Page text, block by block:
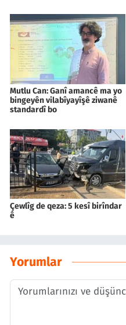
Mutlu Can: Ganî amancê ma yo
bingeyên vilabîyayîşê ziwanê
standardî bo
Çewlîg de qeza: 5 kesî birîndar
ê
Yorumlar